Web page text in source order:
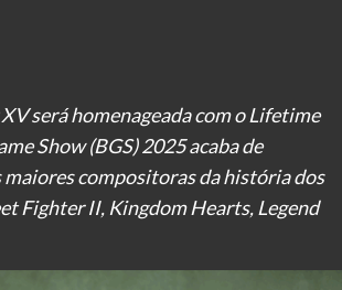
será homenageada com o Lifetime
Show (BGS) 2025 acaba de
compositoras da história dos
Fighter II, Kingdom Hearts, Legend